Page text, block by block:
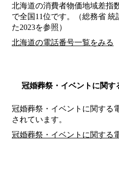
北海道の消費者物価地域差指
で全国11位です。（総務省
た2023を参照）
北海道の電話番号一覧をみる
冠婚葬祭・イベントに関す
冠婚葬祭・イベントに関する
されています。
冠婚葬祭・イベントに関する